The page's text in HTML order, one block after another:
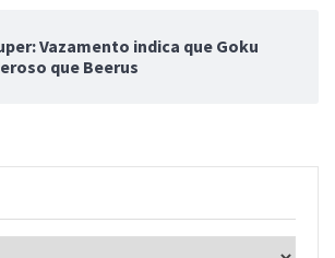
Vazamento indica que Goku
que Beerus